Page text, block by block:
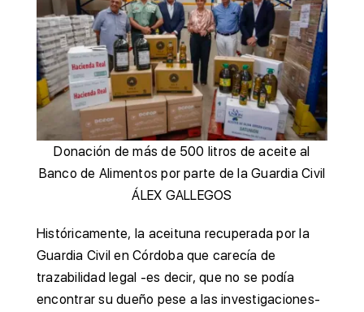
Donación de más de 500 litros de aceite al
Banco de Alimentos por parte de la Guardia Civil
ÁLEX GALLEGOS
Históricamente, la aceituna recuperada por la
Guardia Civil en Córdoba que carecía de
trazabilidad legal -es decir, que no se podía
encontrar su dueño pese a las investigaciones-